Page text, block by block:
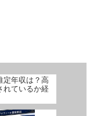
定年収は？高
れているか経